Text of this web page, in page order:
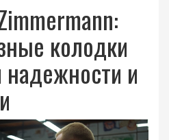
колодки
и